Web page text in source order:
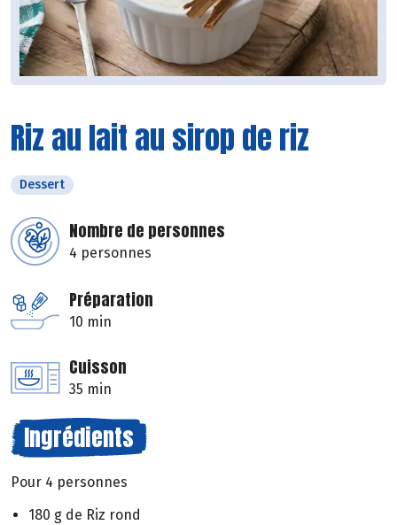
Riz au lait au sirop de riz
Dessert
Nombre de personnes
4 personnes
Préparation
10 min
Cuisson
35 min
Ingrédients
Pour 4 personnes
180 g de Riz rond